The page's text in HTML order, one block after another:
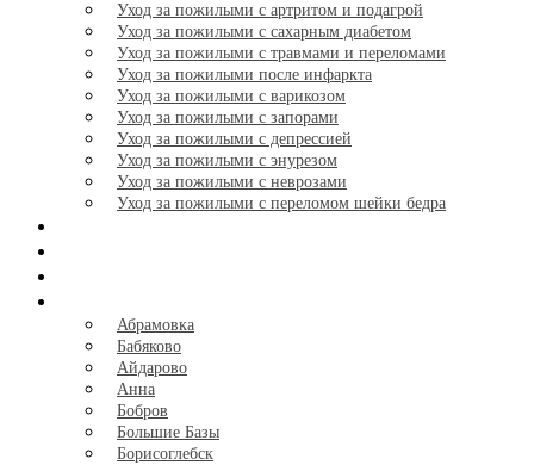
Уход за пожилыми с артритом и подагрой
Уход за пожилыми с сахарным диабетом
Уход за пожилыми с травмами и переломами
Уход за пожилыми после инфаркта
Уход за пожилыми с варикозом
Уход за пожилыми с запорами
Уход за пожилыми с депрессией
Уход за пожилыми с энурезом
Уход за пожилыми с неврозами
Уход за пожилыми с переломом шейки бедра
Абрамовка
Бабяково
Айдарово
Анна
Бобров
Большие Базы
Борисоглебск